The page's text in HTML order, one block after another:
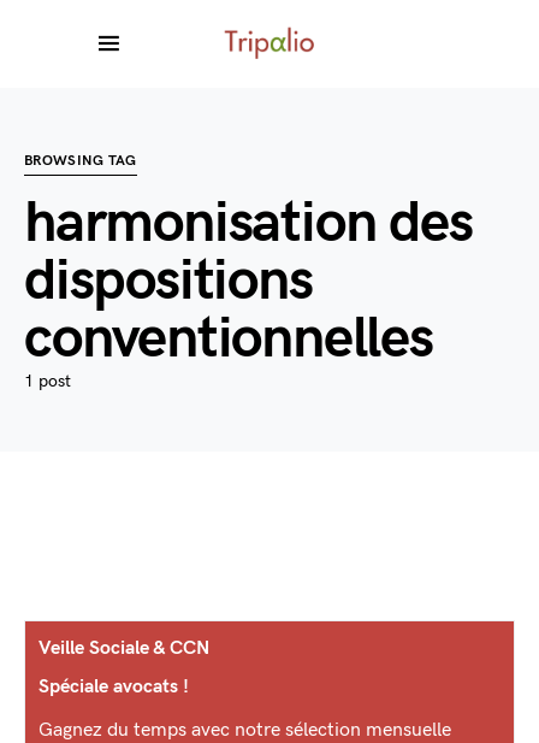
BROWSING TAG
harmonisation des
dispositions
conventionnelles
1 post
Veille Sociale & CCN
Spéciale avocats !
Gagnez du temps avec notre sélection mensuelle